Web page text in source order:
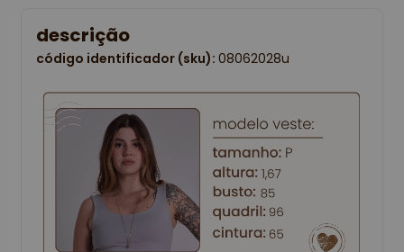
descrição
código identificador (sku): 08062028u